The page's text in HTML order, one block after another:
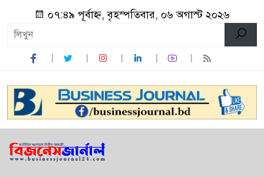
০৭:৪৯ পূর্বাহ্ন, বৃহস্পতিবার, ০৬ অগাস্ট ২০২৬